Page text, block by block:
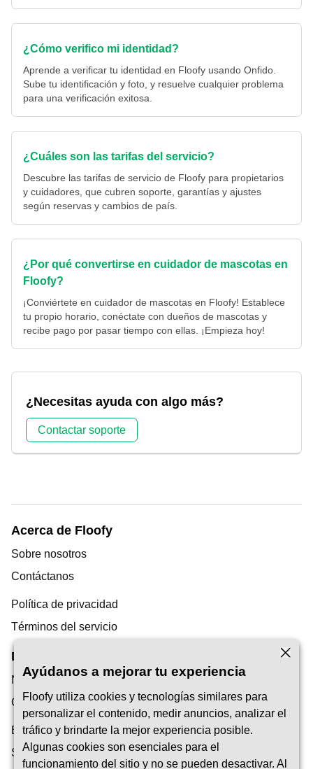
¿Cómo verifico mi identidad?
Aprende a verificar tu identidad en Floofy usando Onfido.
Sube tu identificación y foto, y resuelve cualquier problema
para una verificación exitosa.
¿Cuáles son las tarifas del servicio?
Descubre las tarifas de servicio de Floofy para propietarios
y cuidadores, que cubren soporte, garantías y ajustes
según reservas y cambios de país.
¿Por qué convertirse en cuidador de mascotas en
Floofy?
¡Conviértete en cuidador de mascotas en Floofy! Establece
tu propio horario, conéctate con dueños de mascotas y
recibe pago por pasar tiempo con ellas. ¡Empieza hoy!
¿Necesitas ayuda con algo más?
Contactar soporte
Acerca de Floofy
Sobre nosotros
Contáctanos
Política de privacidad
Términos del servicio
Descubrimiento
Nuestro Blog
Centro de ayuda
Encuentra un cuidador de mascotas
Ser Pet Carer
Ayúdanos a mejorar tu experiencia
Floofy utiliza cookies y tecnologías similares para
personalizar el contenido, medir anuncios, analizar el
tráfico y brindarte la mejor experiencia posible.
Algunas cookies son esenciales para el
funcionamiento del sitio y no se pueden desactivar. Al